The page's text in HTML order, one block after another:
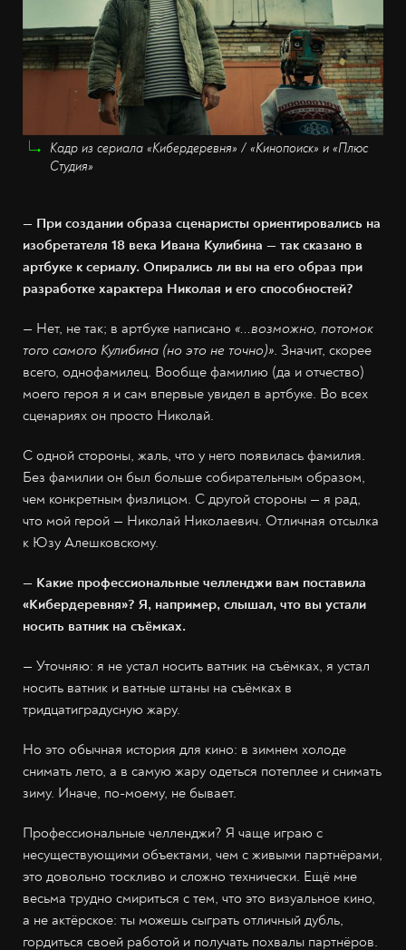
Кадр из сериала «Кибердеревня» / «Кинопоиск» и «Плюс
Студия»
— При создании образа сценаристы ориентировались на
изобретателя 18 века Ивана Кулибина — так сказано в
артбуке к сериалу. Опирались ли вы на его образ при
разработке характера Николая и его способностей?
— Нет, не так; в артбуке написано «...возможно, потомок
того самого Кулибина (но это не точно)». Значит, скорее
всего, однофамилец. Вообще фамилию (да и отчество)
моего героя я и сам впервые увидел в артбуке. Во всех
сценариях он просто Николай.
С одной стороны, жаль, что у него появилась фамилия.
Без фамилии он был больше собирательным образом,
чем конкретным физлицом. С другой стороны — я рад,
что мой герой — Николай Николаевич. Отличная отсылка
к Юзу Алешковскому.
— Какие профессиональные челленджи вам поставила
«Кибердеревня»? Я, например, слышал, что вы устали
носить ватник на съёмках.
— Уточняю: я не устал носить ватник на съёмках, я устал
носить ватник и ватные штаны на съёмках в
тридцатиградусную жару.
Но это обычная история для кино: в зимнем холоде
снимать лето, а в самую жару одеться потеплее и снимать
зиму. Иначе, по-моему, не бывает.
Профессиональные челленджи? Я чаще играю с
несуществующими объектами, чем с живыми партнёрами,
это довольно тоскливо и сложно технически. Ещё мне
весьма трудно смириться с тем, что это визуальное кино,
а не актёрское: ты можешь сыграть отличный дубль,
гордиться своей работой и получать похвалы партнёров.